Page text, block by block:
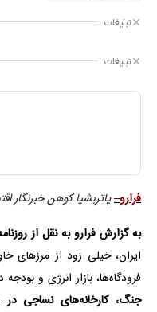
تبلیغات
تبلیغات
فرارو–پاتریشیا کوهن خبرنگار
به گزارش فرارو به نقل از
ایران، خیلی زود از مرزهای
فرودگاه‌ها، بازار انرژی و
جنگ، کارخانه‌های نساجی